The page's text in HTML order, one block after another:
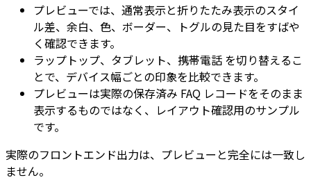
プレビューでは、通常表示と折りたたみ表示のスタイ
ル差、余白、色、ボーダー、トグルの見た目をすばや
く確認できます。
ラップトップ、 タブレット、 携帯電話 を切り替えるこ
とで、デバイス幅ごとの印象を比較できます。
プレビューは実際の保存済み FAQ レコードをそのまま
表示するものではなく、レイアウト確認用のサンプル
です。
実際のフロントエンド出力は、プレビューと完全には一致し
ません。